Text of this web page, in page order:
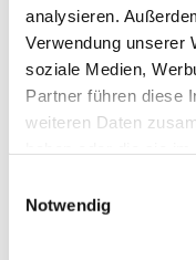
analysieren.
Verwendung unserer
soziale Medien,
Partner führen diese
weiteren Daten
Notwendig